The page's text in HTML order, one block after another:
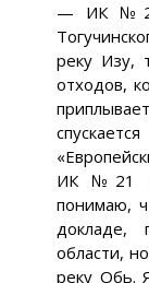
— ИК №21,
реку Изу,
отходов,
ИК №21
понимаю,
докладе,
области,
реку Обь.